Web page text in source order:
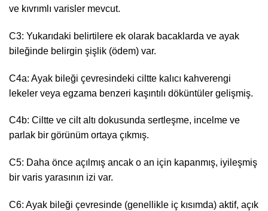
ve kıvrımlı varisler mevcut.
C3: Yukarıdaki belirtilere ek olarak bacaklarda ve ayak
bileğinde belirgin şişlik (ödem) var.
C4a: Ayak bileği çevresindeki ciltte kalıcı kahverengi
lekeler veya egzama benzeri kaşıntılı döküntüler gelişmiş.
C4b: Ciltte ve cilt altı dokusunda sertleşme, incelme ve
parlak bir görünüm ortaya çıkmış.
C5: Daha önce açılmış ancak o an için kapanmış, iyileşmiş
bir varis yarasının izi var.
C6: Ayak bileği çevresinde (genellikle iç kısımda) aktif, açık